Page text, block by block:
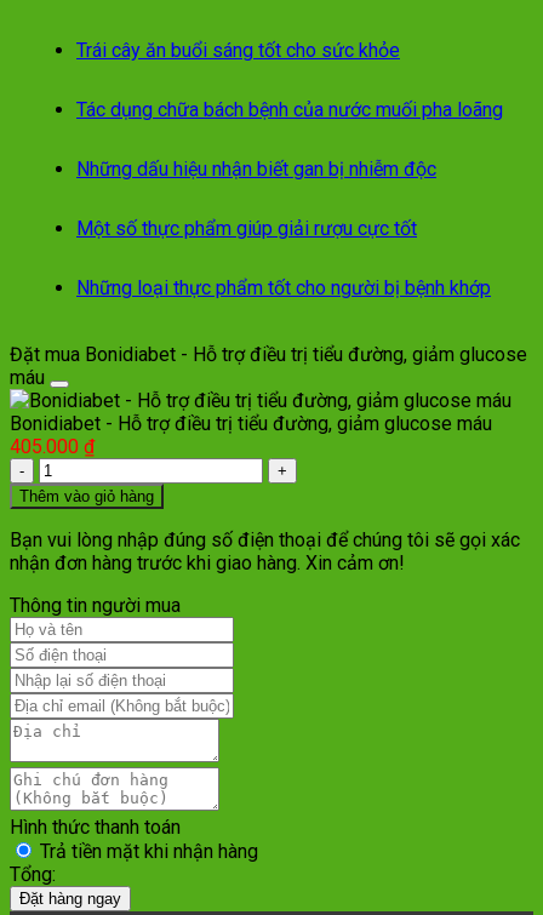
Trái cây ăn buổi sáng tốt cho sức khỏe
Tác dụng chữa bách bệnh của nước muối pha loãng
Những dấu hiệu nhận biết gan bị nhiễm độc
Một số thực phẩm giúp giải rượu cực tốt
Những loại thực phẩm tốt cho người bị bệnh khớp
Đặt mua Bonidiabet - Hỗ trợ điều trị tiểu đường, giảm glucose
máu
Bonidiabet - Hỗ trợ điều trị tiểu đường, giảm glucose máu
405.000 ₫
Số
lượng
Thêm vào giỏ hàng
Bạn vui lòng nhập đúng số điện thoại để chúng tôi sẽ gọi xác
nhận đơn hàng trước khi giao hàng. Xin cảm ơn!
Thông tin người mua
Hình thức thanh toán
Trả tiền mặt khi nhận hàng
Tổng:
Đặt hàng ngay